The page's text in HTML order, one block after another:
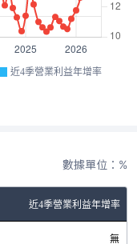
近4季營業利益年增率
數據單位：%
近4季營業利益年增率
無